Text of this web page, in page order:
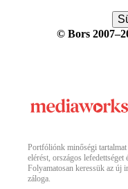
© Bors
Portfóliónk minőségi
elérést, országos
Folyamatosan keressük az új
záloga.